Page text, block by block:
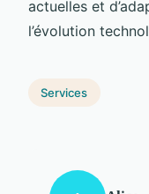
actuelles et
l’évolution
Services